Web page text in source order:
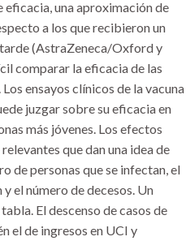
eficacia, una aproximación de
a los que recibieron un
tarde (AstraZeneca/Oxford y
comparar la eficacia de las
ensayos clínicos de la vacuna
juzgar sobre su eficacia en
más jóvenes. Los efectos
que dan una idea de
de personas que se infectan, el
el número de decesos. Un
El descenso de casos de
el de ingresos en UCI y